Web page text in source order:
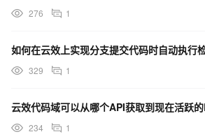
276 1
329 1
云效代码域可以从哪个API获取到现在活跃的
234 1